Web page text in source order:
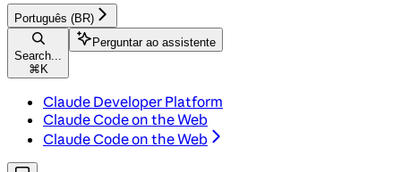
Português (BR)
Search...
⌘ K
Perguntar ao assistente
Claude Developer Platform
Claude Code on the Web
Claude Code on the Web